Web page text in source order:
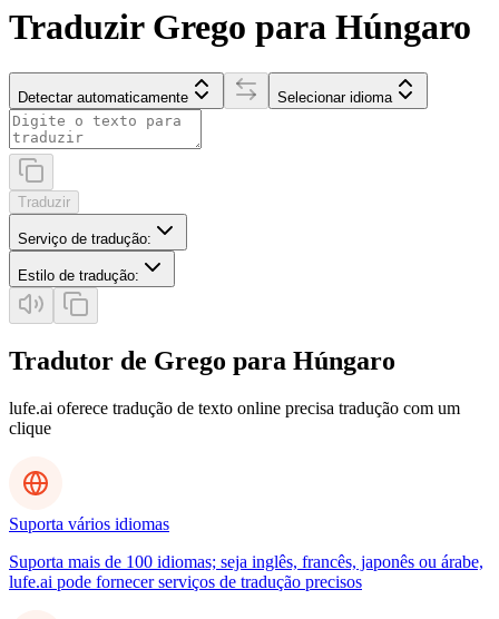
Traduzir Grego para Húngaro
Detectar automaticamente Selecionar idioma
Traduzir
Serviço de tradução:
Estilo de tradução:
Tradutor de Grego para Húngaro
lufe.ai oferece tradução de texto online precisa tradução com um
clique
Suporta vários idiomas
Suporta mais de 100 idiomas; seja inglês, francês, japonês ou árabe,
lufe.ai pode fornecer serviços de tradução precisos